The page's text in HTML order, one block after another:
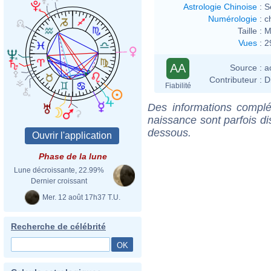
Phase de la lune
Lune décroissante, 22.99%
Dernier croissant
Mer. 12 août 17h37 T.U.
Recherche de célébrité
Astrologie Chinoise :
Numérologie :
Taille :
Vues :
AA
Fiabilité
Source :
Contributeur :
Des informations
naissance sont parfois
dessous.